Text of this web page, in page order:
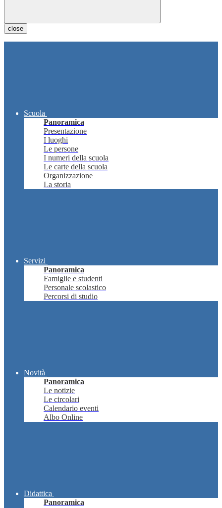
close
Scuola
Panoramica
Presentazione
I luoghi
Le persone
I numeri della scuola
Le carte della scuola
Organizzazione
La storia
Servizi
Panoramica
Famiglie e studenti
Personale scolastico
Percorsi di studio
Novità
Panoramica
Le notizie
Le circolari
Calendario eventi
Albo Online
Didattica
Panoramica